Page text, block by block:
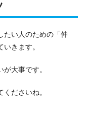
たい人のための「仲
きます。
大事です。
ださいね。